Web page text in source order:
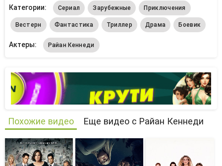
Категории:
Сериал Зарубежные Приключения
Вестерн Фантастика Триллер Драма Боевик
Актеры: Райан Кеннеди
Похожие видео Еще видео с Райан Кеннеди